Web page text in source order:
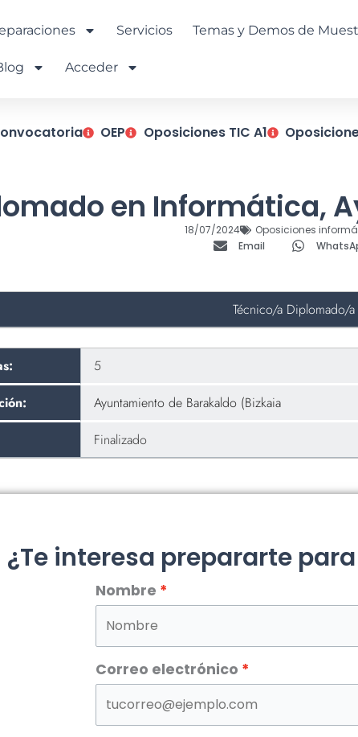
Servicios Temas y Demos de
Acceder
OEP Oposiciones TIC A1
en Informática,
18/07/2024 Oposiciones
Email
Técnico/a Diplomado/
5
Ayuntamiento de Barakaldo (Bizkaia
Finalizado
¿Te interesa prepararte
Nombre
Correo electrónico